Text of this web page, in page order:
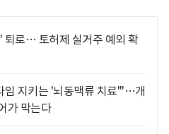
퇴로… 토허제 실거주 예외 확
임 지키는 '뇌동맥류 치료'"…개
가 막는다